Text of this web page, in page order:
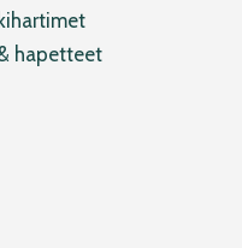
hapetteet